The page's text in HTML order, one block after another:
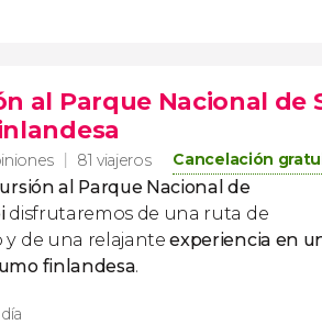
al Parque Nacional de
81 viajeros Cancelación
al Parque Nacional de
disfrutaremos de una ruta de
y de una relajanteexperiencia en
finlandesa.